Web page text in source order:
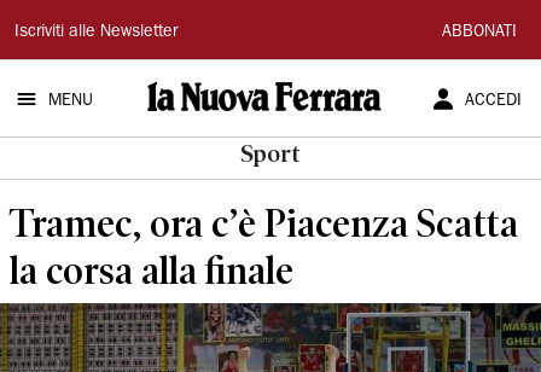
La
Nuova
Ferrara
Iscriviti alle Newsletter ABBONATI
MENU ACCEDI
Sport
Tramec, ora c’è Piacenza Scatta
la corsa alla finale